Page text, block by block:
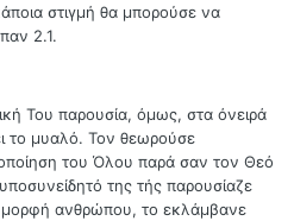
στιγμή θα μπορούσε να
2.1.
Του παρουσία, όμως, στα όνειρά
το μυαλό. Τον θεωρούσε
του Όλου παρά σαν τον Θεό
της τής παρουσίαζε
ανθρώπου, το εκλάμβανε